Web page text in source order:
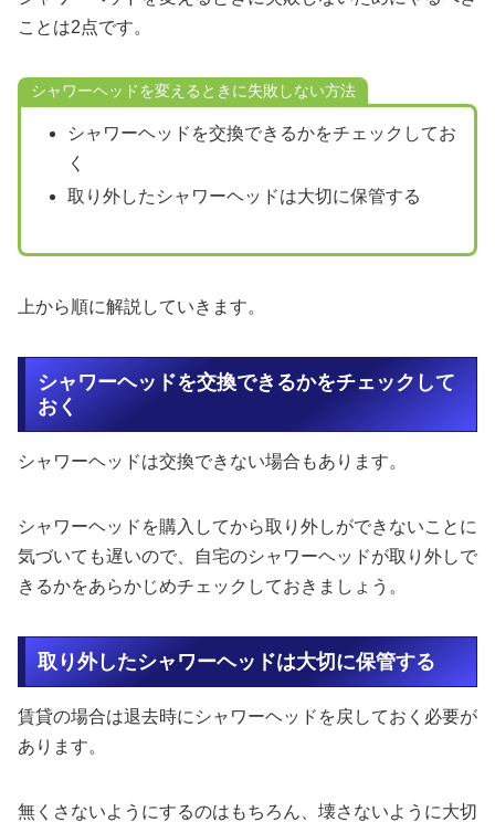
ことは2点です。
シャワーヘッドを変えるときに失敗しない方法
シャワーヘッドを交換できるかをチェックしてお
く
取り外したシャワーヘッドは大切に保管する
上から順に解説していきます。
シャワーヘッドを交換できるかをチェックして
おく
シャワーヘッドは交換できない場合もあります。
シャワーヘッドを購入してから取り外しができないことに
気づいても遅いので、自宅のシャワーヘッドが取り外しで
きるかをあらかじめチェックしておきましょう。
取り外したシャワーヘッドは大切に保管する
賃貸の場合は退去時にシャワーヘッドを戻しておく必要が
あります。
無くさないようにするのはもちろん、壊さないように大切